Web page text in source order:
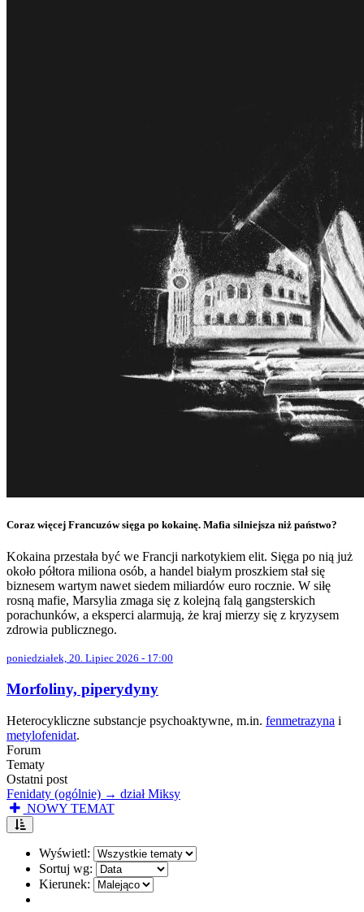
Coraz więcej Francuzów sięga po kokainę. Mafia silniejsza niż państwo?
Kokaina przestała być we Francji narkotykiem elit. Sięga po nią już
około półtora miliona osób, a handel białym proszkiem stał się
biznesem wartym nawet siedem miliardów euro rocznie. W siłę
rosną mafie, Marsylia zmaga się z kolejną falą gangsterskich
porachunków, a eksperci alarmują, że kraj mierzy się z kryzysem
zdrowia publicznego.
poniedziałek, 20. Lipiec 2026 - 17:00
Morfoliny, piperydyny
Heterocykliczne substancje psychoaktywne, m.in. fenmetrazyna i
metylofenidat.
Forum
Tematy
Ostatni post
Fenidaty (ogólnie) → dział Miksy
NOWY TEMAT
Wyświetl:
Sortuj wg:
Kierunek: